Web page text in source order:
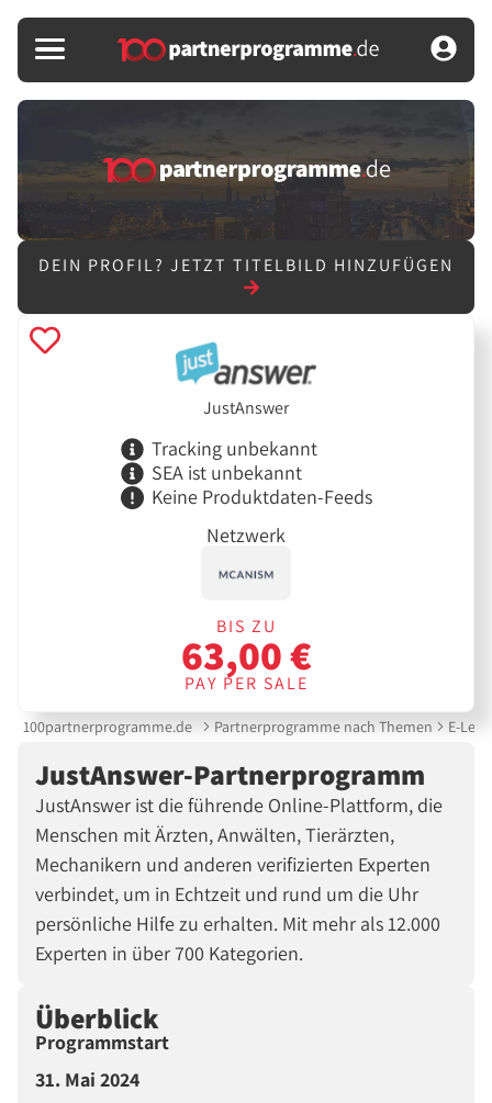
DEIN PROFIL? JETZT TITELBILD HINZUFÜGEN
JustAnswer
Tracking unbekannt
SEA ist unbekannt
Keine Produktdaten-Feeds
Netzwerk
BIS ZU
63,00 €
PAY PER SALE
100partnerprogramme.de Partnerprogramme nach Themen E-
JustAnswer-Partnerprogramm
JustAnswer ist die führende Online-Plattform, die
Menschen mit Ärzten, Anwälten, Tierärzten,
Mechanikern und anderen verifizierten Experten
verbindet, um in Echtzeit und rund um die Uhr
persönliche Hilfe zu erhalten. Mit mehr als 12.000
Experten in über 700 Kategorien.
Überblick
Programmstart
31. Mai 2024